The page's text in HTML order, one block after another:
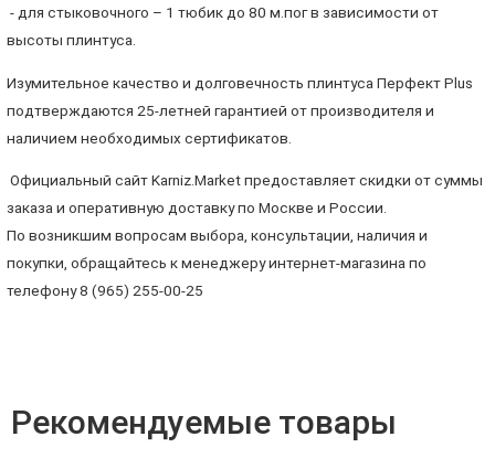
- для стыковочного – 1 тюбик до 80 м.пог в зависимости от
высоты плинтуса.
Изумительное качество и долговечность плинтуса Перфект Plus
подтверждаются 25-летней гарантией от производителя и
наличием необходимых сертификатов.
Официальный сайт Karniz.Market предоставляет скидки от суммы
заказа и оперативную доставку по Москве и России.
По возникшим вопросам выбора, консультации, наличия и
покупки, обращайтесь к менеджеру интернет-магазина по
телефону 8 (965) 255-00-25
Рекомендуемые товары